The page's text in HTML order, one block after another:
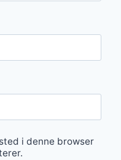
i denne browser